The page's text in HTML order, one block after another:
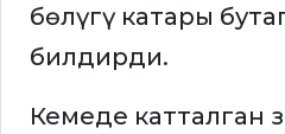
бөлүгү катары
билдирди.
Кемеде катталган